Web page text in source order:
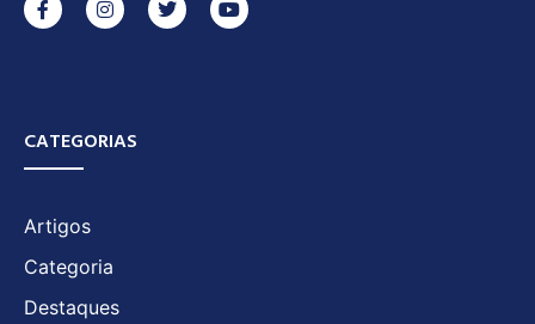
CATEGORIAS
Artigos
Categoria
Destaques